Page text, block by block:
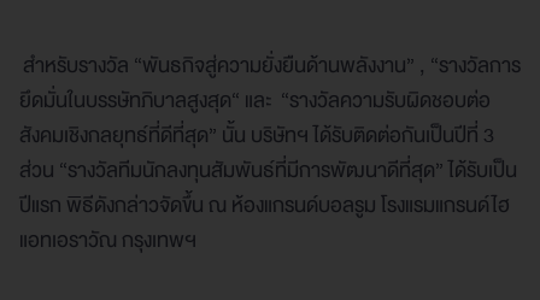
สำหรับรางวัล “พันธกิจสู่ความยั่งยืนด้านพลังงาน” , “รางวัลการ
ยึดมั่นในบรรษัทภิบาลสูงสุด“ และ “รางวัลความรับผิดชอบต่อ
สังคมเชิงกลยุทธ์ที่ดีที่สุด” นั้น บริษัทฯ ได้รับติดต่อกันเป็นปีที่ 3
ส่วน “รางวัลทีมนักลงทุนสัมพันธ์ที่มีการพัฒนาดีที่สุด” ได้รับเป็น
ปีแรก พิธีดังกล่าวจัดขึ้น ณ ห้องแกรนด์บอลรูม โรงแรมแกรนด์ไฮ
แอทเอราวัณ กรุงเทพฯ